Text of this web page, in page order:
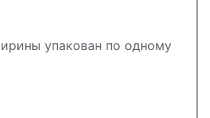
упакован по одному